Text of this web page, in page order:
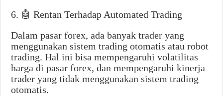
6. 🤖 Rentan Terhadap Automated Trading
Dalam pasar forex, ada banyak trader yang
menggunakan sistem trading otomatis atau robot
trading. Hal ini bisa mempengaruhi volatilitas
harga di pasar forex, dan mempengaruhi kinerja
trader yang tidak menggunakan sistem trading
otomatis.